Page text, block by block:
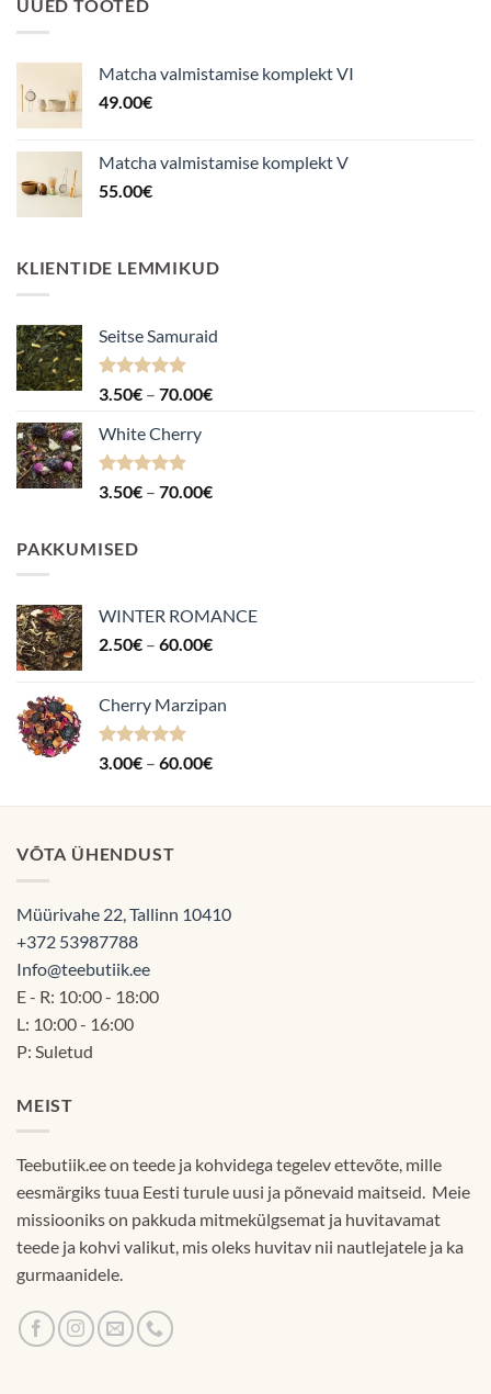
UUED TOOTED
Matcha valmistamise komplekt VI
49.00€
Matcha valmistamise komplekt V
55.00€
KLIENTIDE LEMMIKUD
Seitse Samuraid
Hinnanguga
3.50€ – 70.00€Hinnavahemik:
White Cherry
Hinnanguga
3.50€ – 70.00€Hinnavahemik:
PAKKUMISED
WINTER ROMANCE
2.50€ – 60.00€Hinnavahemik:
60.00€
Cherry Marzipan
Hinnanguga
3.00€ – 60.00€Hinnavahemik:
kuni
VÕTA ÜHENDUST
Müürivahe 22, Tallinn 10410
+372 53987788
Info@teebutiik.ee
E - R: 10:00 - 18:00
L: 10:00 - 16:00
P: Suletud
MEIST
Teebutiik.ee on teede ja kohvidega tegelev ettevõte, mille
eesmärgiks tuua Eesti turule uusi ja põnevaid maitseid. Meie
missiooniks on pakkuda mitmekülgsemat ja huvitavamat
teede ja kohvi valikut, mis oleks huvitav nii nautlejatele ja ka
gurmaanidele.